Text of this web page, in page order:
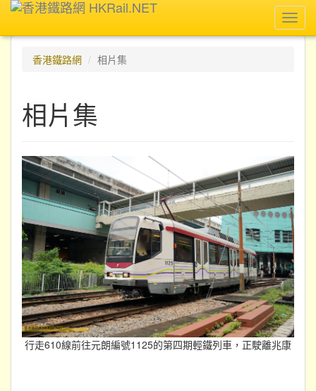
香港鐵路網
相片集
相片集
行走610線前往元朗編號1125的第四期輕鐵列車，正駛離兆康